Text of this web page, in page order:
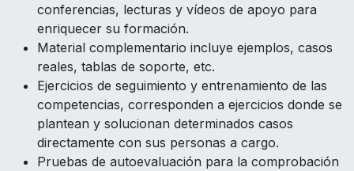
conferencias, lecturas y vídeos de apoyo para
enriquecer su formación.
Material complementario incluye ejemplos, casos
reales, tablas de soporte, etc.
Ejercicios de seguimiento y entrenamiento de las
competencias, corresponden a ejercicios donde se
plantean y solucionan determinados casos
directamente con sus personas a cargo.
Pruebas de autoevaluación para la comprobación